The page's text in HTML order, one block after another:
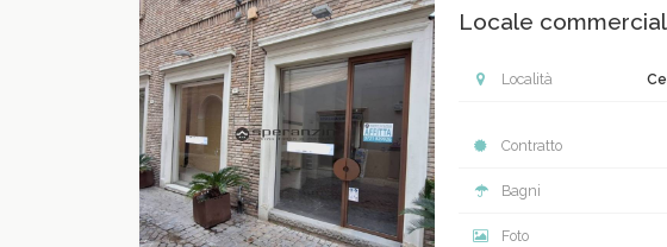
Locale
Località
Contratto
Bagni
Foto